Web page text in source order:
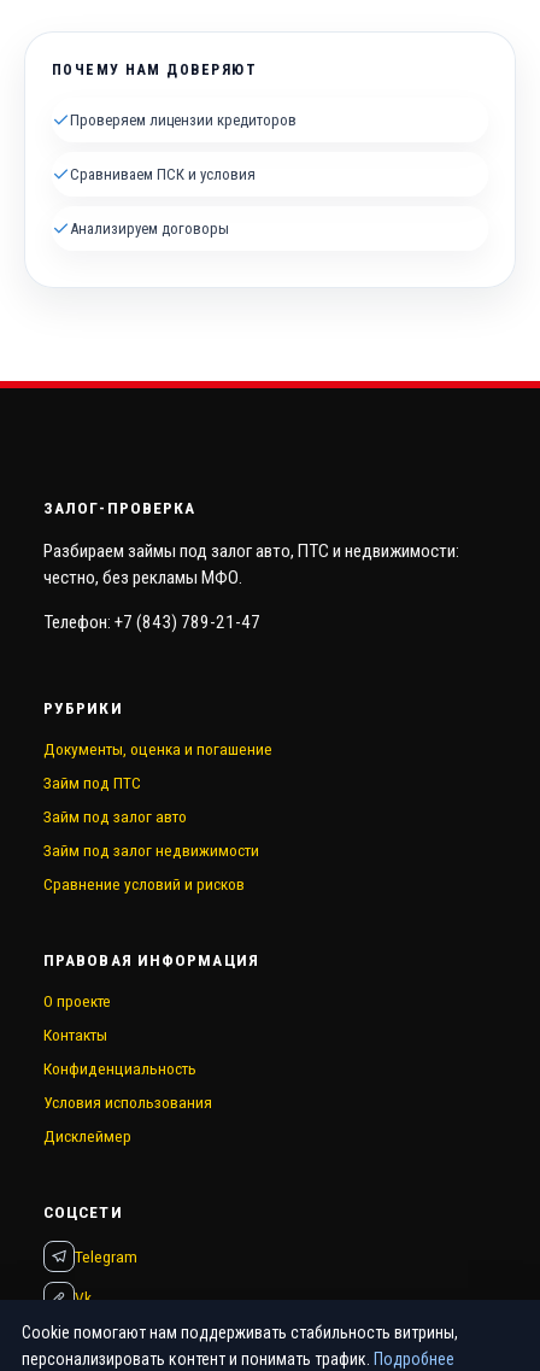
ПОЧЕМУ НАМ ДОВЕРЯЮТ
✓Проверяем лицензии кредиторов
✓Сравниваем ПСК и условия
✓ Анализируем договоры
ЗАЛОГ-ПРОВЕРКА
Разбираем займы под залог авто, ПТС и недвижимости:
честно, без рекламы МФО.
Телефон: +7 (843) 789-21-47
РУБРИКИ
Документы, оценка и погашение
Займ под ПТС
Займ под залог авто
Займ под залог недвижимости
Сравнение условий и рисков
ПРАВОВАЯ ИНФОРМАЦИЯ
О проекте
Контакты
Конфиденциальность
Условия использования
Дисклеймер
СОЦСЕТИ
Telegram
Vk
Cookie помогают нам поддерживать стабильность витрины,
персонализировать контент и понимать трафик. Подробнее